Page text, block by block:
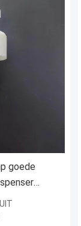
goede